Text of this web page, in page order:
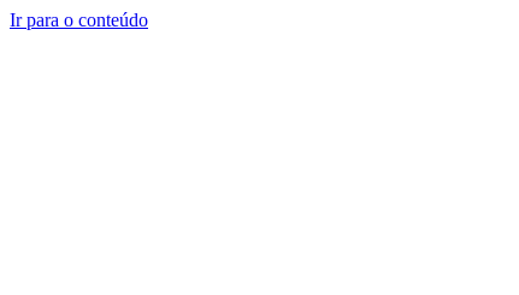
Ir para o conteúdo